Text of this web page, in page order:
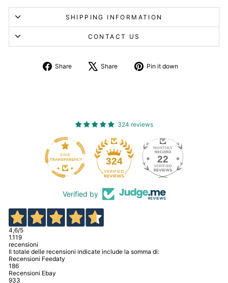
SHIPPING INFORMATION
CONTACT US
Share
Share
Share
Tweet
about
Pin it down
324 reviews
324 22
Verified by
4,6/5
1.119
recensioni
Il totale delle recensioni indicate include la somma di:
Recensioni Feedaty
186
Recensioni Ebay
933